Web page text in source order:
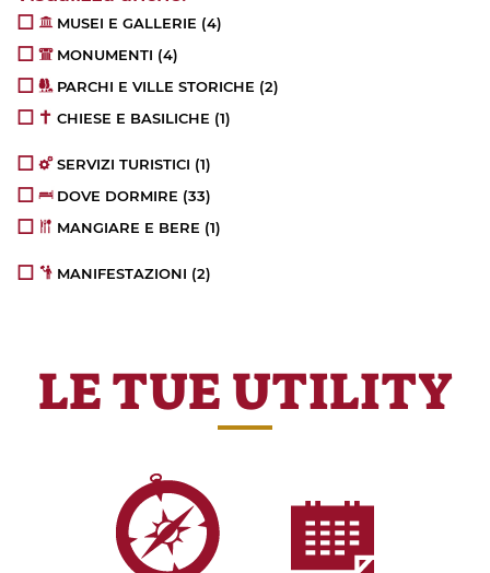
MUSEI E GALLERIE (4)
MONUMENTI (4)
PARCHI E VILLE STORICHE (2)
CHIESE E BASILICHE (1)
SERVIZI TURISTICI (1)
DOVE DORMIRE (33)
MANGIARE E BERE (1)
MANIFESTAZIONI (2)
LE TUE UTILITY